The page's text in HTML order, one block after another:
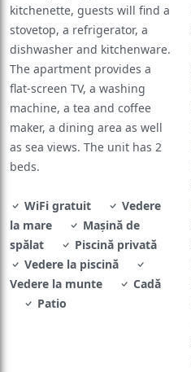
kitchenette, guests will find a
stovetop, a refrigerator, a
dishwasher and kitchenware.
The apartment provides a
flat-screen TV, a washing
machine, a tea and coffee
maker, a dining area as well
as sea views. The unit has 2
beds.
WiFi gratuit
Vedere
la mare
Maşină de
spălat
Piscină privată
Vedere la piscină
Vedere la munte
Cadă
Patio